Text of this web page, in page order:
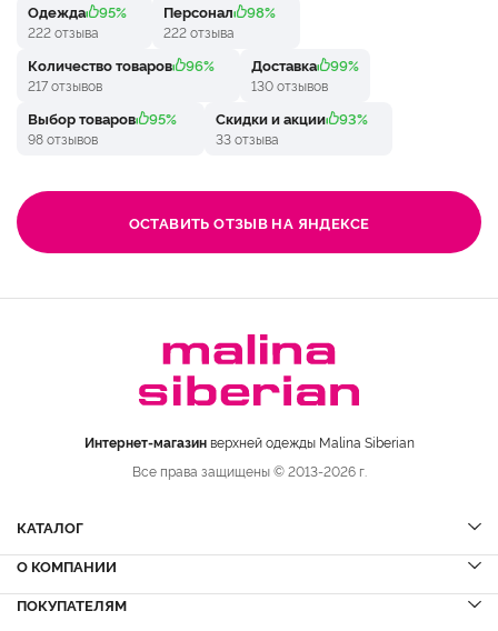
Одежда 95%
222 отзыва
Персонал 98%
222 отзыва
Количество товаров 96%
217 отзывов
Доставка 99%
130 отзывов
Выбор товаров 95%
98 отзывов
Скидки и акции 93%
33 отзыва
ОСТАВИТЬ ОТЗЫВ НА ЯНДЕКСЕ
Интернет-магазинверхней одежды Malina Siberian
Все права защищены © 2013-2026 г.
КАТАЛОГ
Шубы
Шубы из норки
Дубленки
О КОМПАНИИ
Вопрос-ответ
ПОКУПАТЕЛЯМ